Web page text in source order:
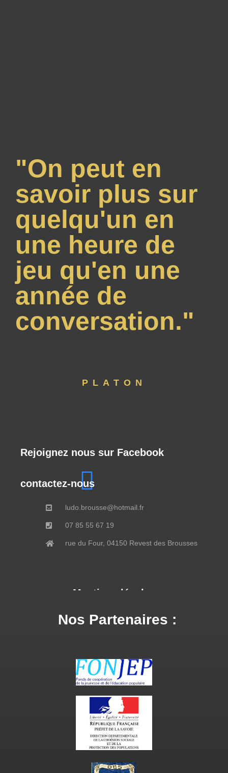
"On peut en
savoir plus sur
quelqu'un en
une heure de
jeu qu'en une
année de
conversation."
PLATON
Rejoignez nous sur Facebook
contactez-nous
ludo.brousse@hotmail.fr
07 85 55 67 19
rue du Four, 04150 Revest des Brousses
Mentions légales
Nos Partenaires :